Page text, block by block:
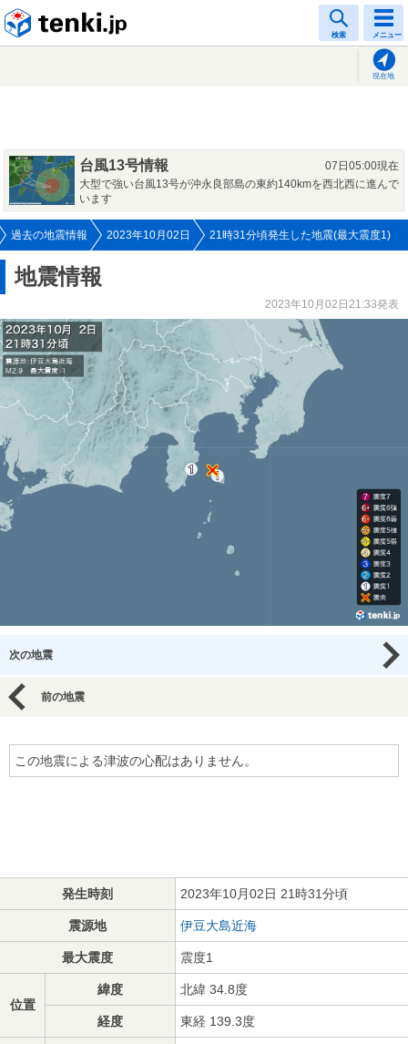
検索 メニュー
現在地
台風13号情報
07日05:00現在
大型で強い台風13号が沖永良部島の東約140kmを西北西に進んで
います
過去の地震情報 2023年10月02日 21時31分頃発生した地震(最大震度1)
地震情報
2023年10月02日21:33発表
次の地震
前の地震
この地震による津波の心配はありません。
発生時刻 2023年10月02日 21時31分頃
震源地 伊豆大島近海
最大震度 震度1
位置
緯度 北緯 34.8度
経度 東経 139.3度